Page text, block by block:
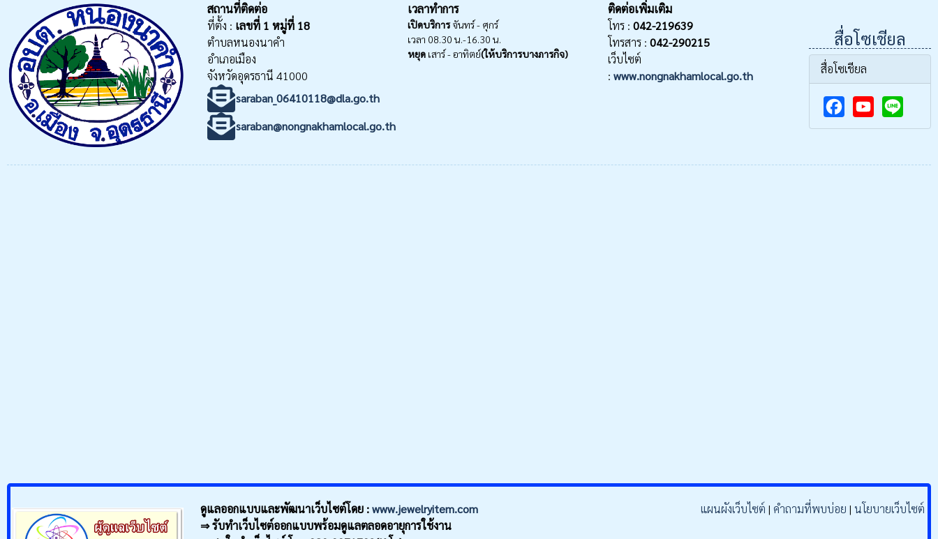
สถานที่ติดต่อ
ที่ตั้ง : เลขที่ 1 หมู่ที่ 18
ตำบลหนองนาคำ
อำเภอเมือง
จังหวัดอุดรธานี 41000
saraban_06410118@dla.go.th
saraban@nongnakhamlocal.go.th
เวลาทำการ
เปิดบริการจันทร์ - ศุกร์
เวลา 08.30 น.-16.30 น.
หยุด เสาร์ - อาทิตย์(ให้บริการบางภารกิจ)
ติดต่อเพิ่มเติม
โทร : 042-219639
โทรสาร : 042-290215
เว็บไซต์
:www.nongnakhamlocal.go.th
สื่อโซเชียล
สื่อโซเชียล
F
c
Y
u
ดูแลออกแบบและพัฒนาเว็บไซต์โดย : www.jewelryitem.com
⇒ รับทำเว็บไซต์ออกแบบพร้อมดูแลตลอดอายุการใช้งาน
แผนผังเว็บไซต์ | คำถามที่พบบ่อย | นโยบายเว็บไซต์